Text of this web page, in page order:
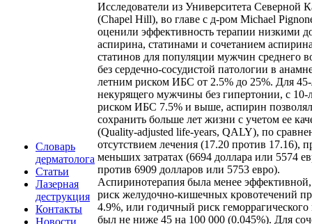
Словарь
дерматолога
Статьи
Лазерная
деструкция
Контакты
Новости
Исследователи из Университета Северной
(Chapel Hill), во главе с д-ром Michael
оценили эффективность терапии низкими
аспирина, статинами и сочетанием
статинов для популяции мужчин среднего
без сердечно-сосудистой патологии в
летним риском ИБС от 2.5% до 25%. Для 45-
некурящего мужчины без гипертонии, с 10-
риском ИБС 7.5% и выше, аспирин позволял
сохранить больше лет жизни с учетом ее
(Quality-adjusted life-years, QALY), по
отсутствием лечения (17.20 против 17.16),
меньших затратах (6694 доллара или 5574
против 6909 долларов или 5753 евро).
Аспиринотерапия была менее
риск желудочно-кишечных кровотечений
4.9%, или годичный риск геморрагического
был не ниже 45 на 100 000 (0.045%). Для